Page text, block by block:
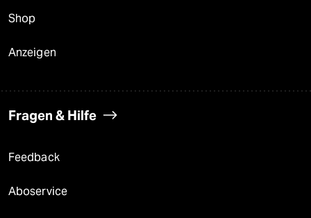
Shop
Anzeigen
Fragen & Hilfe
Feedback
Aboservice